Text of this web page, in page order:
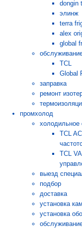
dongin
элинж
terra
alex
global
TCL
Global
заправка
ремонт
промхолод
холодильное
TCL
TCL
выезд
подбор
доставка
установка
установка